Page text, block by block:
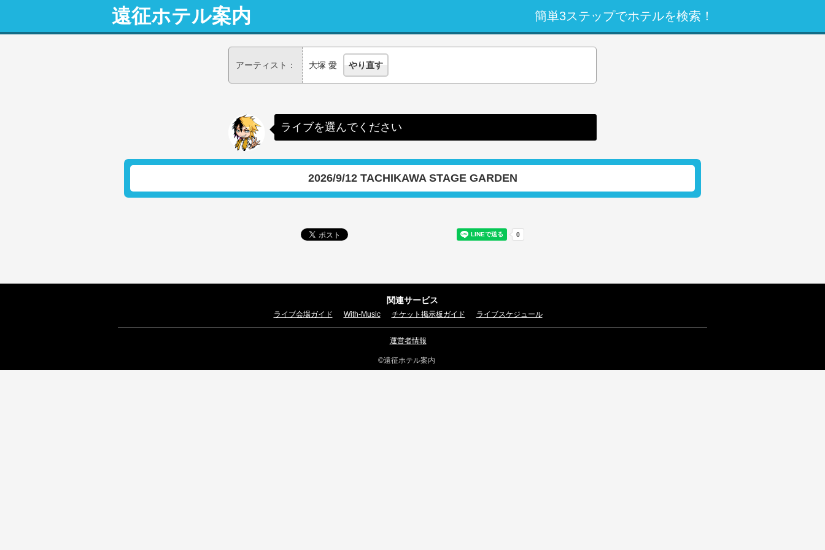
簡単3ステップでホテルを検索！
遠征ホテル案内
アーティスト： 大塚 愛 やり直す
ライブを選んでください
2026/9/12 TACHIKAWA STAGE GARDEN
関連サービス
ライブ会場ガイド With-Music チケット掲示板ガイド ライブスケジュール
運営者情報
©遠征ホテル案内